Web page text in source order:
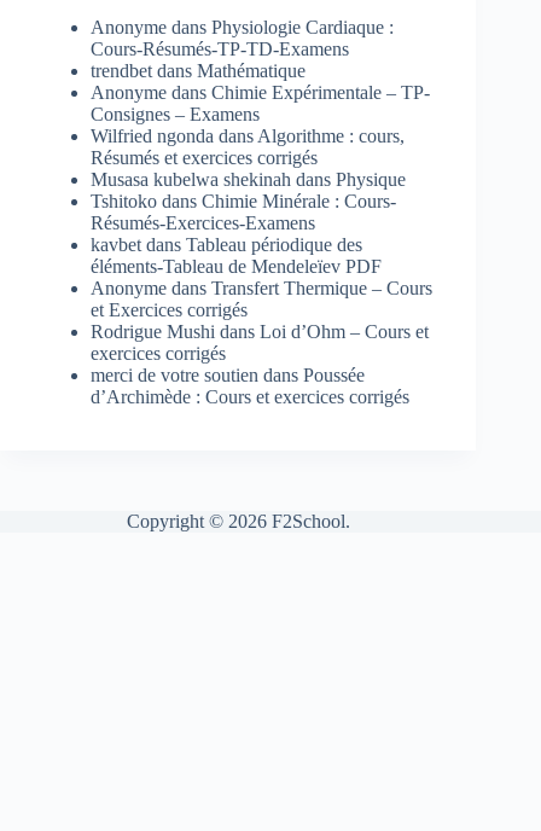
Anonyme dans Physiologie Cardiaque :
Cours-Résumés-TP-TD-Examens
trendbet dans Mathématique
Anonyme dans Chimie Expérimentale – TP-
Consignes – Examens
Wilfried ngonda dans Algorithme : cours,
Résumés et exercices corrigés
Musasa kubelwa shekinah dans Physique
Tshitoko dans Chimie Minérale : Cours-
Résumés-Exercices-Examens
kavbet dans Tableau périodique des
éléments-Tableau de Mendeleïev PDF
Anonyme dans Transfert Thermique – Cours
et Exercices corrigés
Rodrigue Mushi dans Loi d’Ohm – Cours et
exercices corrigés
merci de votre soutien dans Poussée
d’Archimède : Cours et exercices corrigés
Copyright © 2026 F2School.